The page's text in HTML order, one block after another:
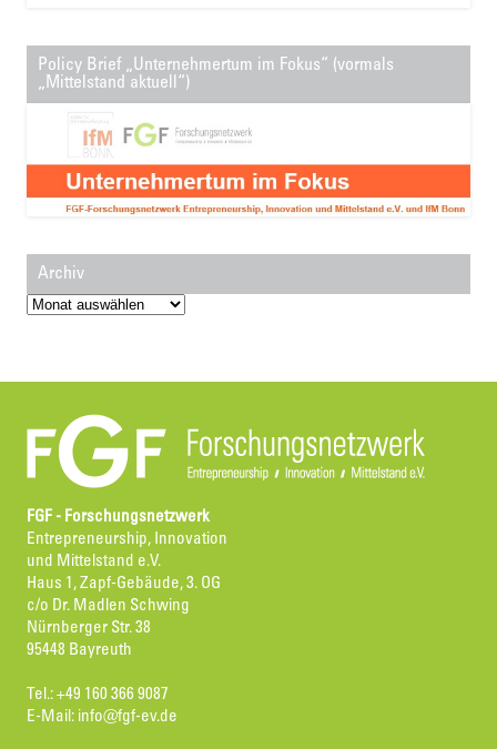
Policy Brief „Unternehmertum im Fokus“ (vormals
„Mittelstand aktuell“)
Archiv
Archiv
FGF - Forschungsnetzwerk
Entrepreneurship, Innovation
und Mittelstand e.V.
Haus 1, Zapf-Gebäude, 3. OG
c/o Dr. Madlen Schwing
Nürnberger Str. 38
95448 Bayreuth
Tel.: +49 160 366 9087
E-Mail: info@fgf-ev.de